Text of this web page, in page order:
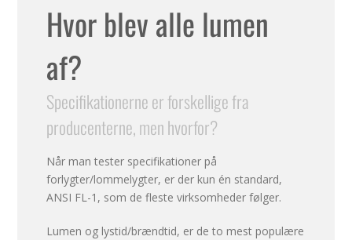
Hvor blev alle lumen
af?
Specifikationerne er forskellige fra
producenterne, men hvorfor?
Når man tester specifikationer på
forlygter/lommelygter, er der kun én standard,
ANSI FL-1, som de fleste virksomheder følger.
Lumen og lystid/brændtid, er de to mest populære